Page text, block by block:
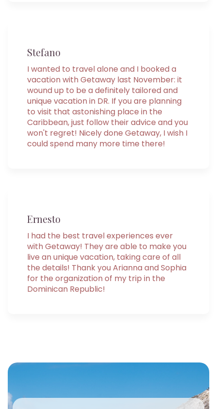
Stefano
I wanted to travel alone and I booked a
vacation with Getaway last November: it
wound up to be a definitely tailored and
unique vacation in DR. If you are planning
to visit that astonishing place in the
Caribbean, just follow their advice and you
won't regret! Nicely done Getaway, I wish I
could spend many more time there!
Ernesto
I had the best travel experiences ever
with Getaway! They are able to make you
live an unique vacation, taking care of all
the details! Thank you Arianna and Sophia
for the organization of my trip in the
Dominican Republic!